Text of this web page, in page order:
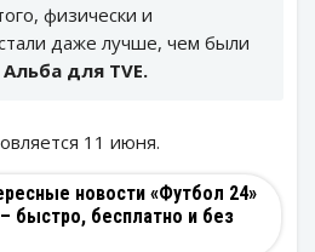
физически и
даже лучше, чем были
Альба для TVE.
11 июня.
новости «Футбол 24»
быстро, бесплатно и без